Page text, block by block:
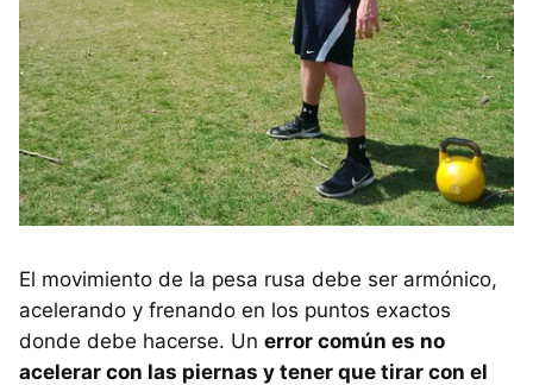
El movimiento de la pesa rusa debe ser armónico,
acelerando y frenando en los puntos exactos
donde debe hacerse. Un error común es no
acelerar con las piernas y tener que tirar con el